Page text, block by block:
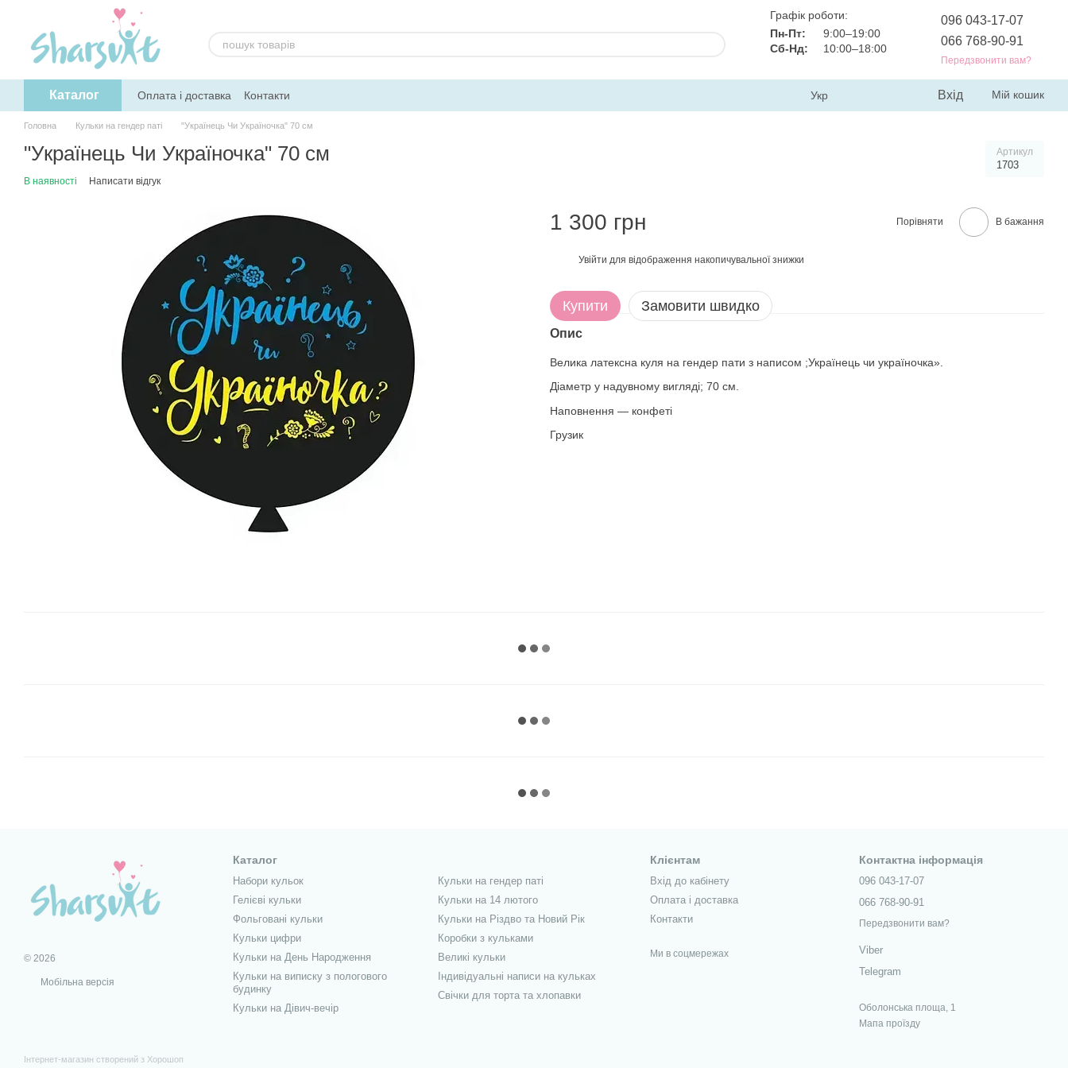
Перейти до основного контенту
Графік роботи:
Пн-Пт:
9:00–19:00
Сб-Нд:
10:00–18:00
096 043-17-07
066 768-90-91
Передзвонити вам?
Каталог Оплата і доставка Контакти Укр Вхід Мій кошик
Головна Кульки на гендер паті "Українець Чи Україночка" 70 см
"Українець Чи Україночка" 70 см Артикул
1703
В наявності Написати відгук
1 300 грн Порівняти В бажання
Увійти для відображення накопичувальної знижки
Купити Замовити швидко
Опис
Велика латексна куля на гендер пати з написом ;Українець чи україночка».
Діаметр у надувному вигляді; 70 см.
Наповнення — конфеті
Грузик
© 2026
Мобільна версія
Інтернет-магазин створений з Хорошоп
Каталог
Набори кульок
Гелієві кульки
Фольговані кульки
Кульки цифри
Кульки на День Народження
Кульки на виписку з пологового
будинку
Кульки на Дівич-вечір
Кульки на гендер паті
Кульки на 14 лютого
Кульки на Різдво та Новий Рік
Коробки з кульками
Великі кульки
Індивідуальні написи на кульках
Свічки для торта та хлопавки
Клієнтам
Вхід до кабінету
Оплата і доставка
Контакти
Ми в соцмережах
Контактна інформація
096 043-17-07
066 768-90-91
Передзвонити вам?
Viber
Telegram
Оболонська площа, 1
Мапа проїзду